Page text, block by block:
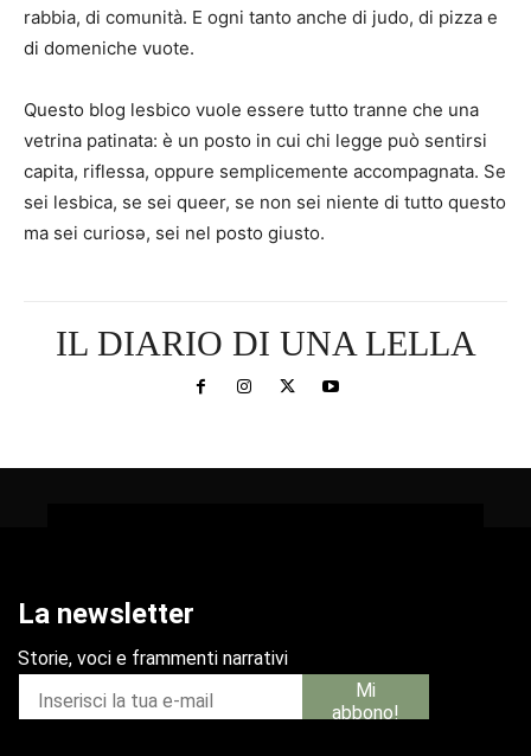
rabbia, di comunità. E ogni tanto anche di judo, di pizza e
di domeniche vuote.
Questo blog lesbico vuole essere tutto tranne che una
vetrina patinata: è un posto in cui chi legge può sentirsi
capita, riflessa, oppure semplicemente accompagnata. Se
sei lesbica, se sei queer, se non sei niente di tutto questo
ma sei curiosə, sei nel posto giusto.
IL DIARIO DI UNA LELLA